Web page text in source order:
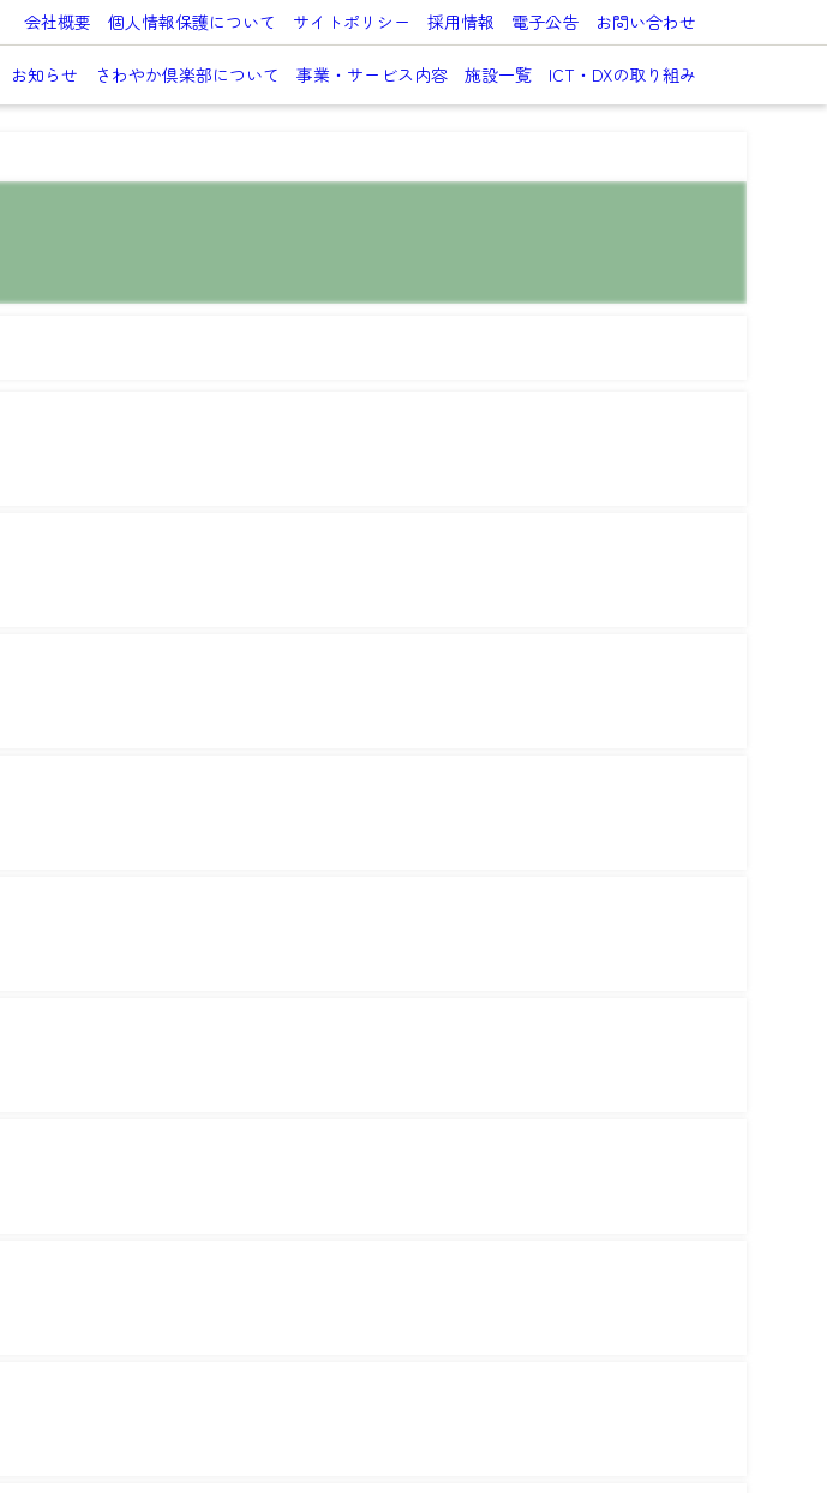
会社概要 個人情報保護について サイトポリシー 採用情報 電子公告 お問い合わせ
お知らせ さわやか倶楽部について 事業・サービス内容 施設一覧 ICT・DXの取り組み